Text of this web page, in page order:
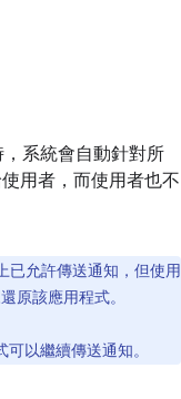
系統會自動針對所
用者，而使用者也不
已允許傳送通知，但使用
原該應用程式。
以繼續傳送通知。